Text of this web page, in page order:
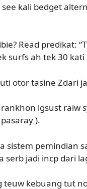
kali bedget
Read predikat:
surfs ah tek 30
otor tasine Zdari
lgsust raiw
).
sistem pemindian
serb jadi incp dari
teuw kebuang tut